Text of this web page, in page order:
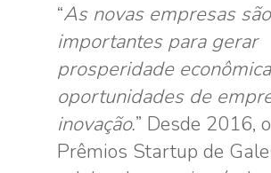
“As novas empresas são
importantes para gerar
prosperidade
oportunidades de
inovação.” Desde 2016,
Prêmios Startup de